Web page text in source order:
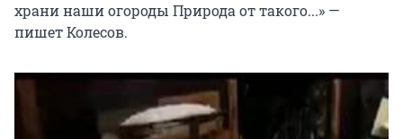
храни наши огороды Природа от такого...» —
пишет Колесов.